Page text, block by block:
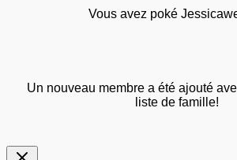
Vous avez poké
Un nouveau membre a été ajouté
liste de famille!